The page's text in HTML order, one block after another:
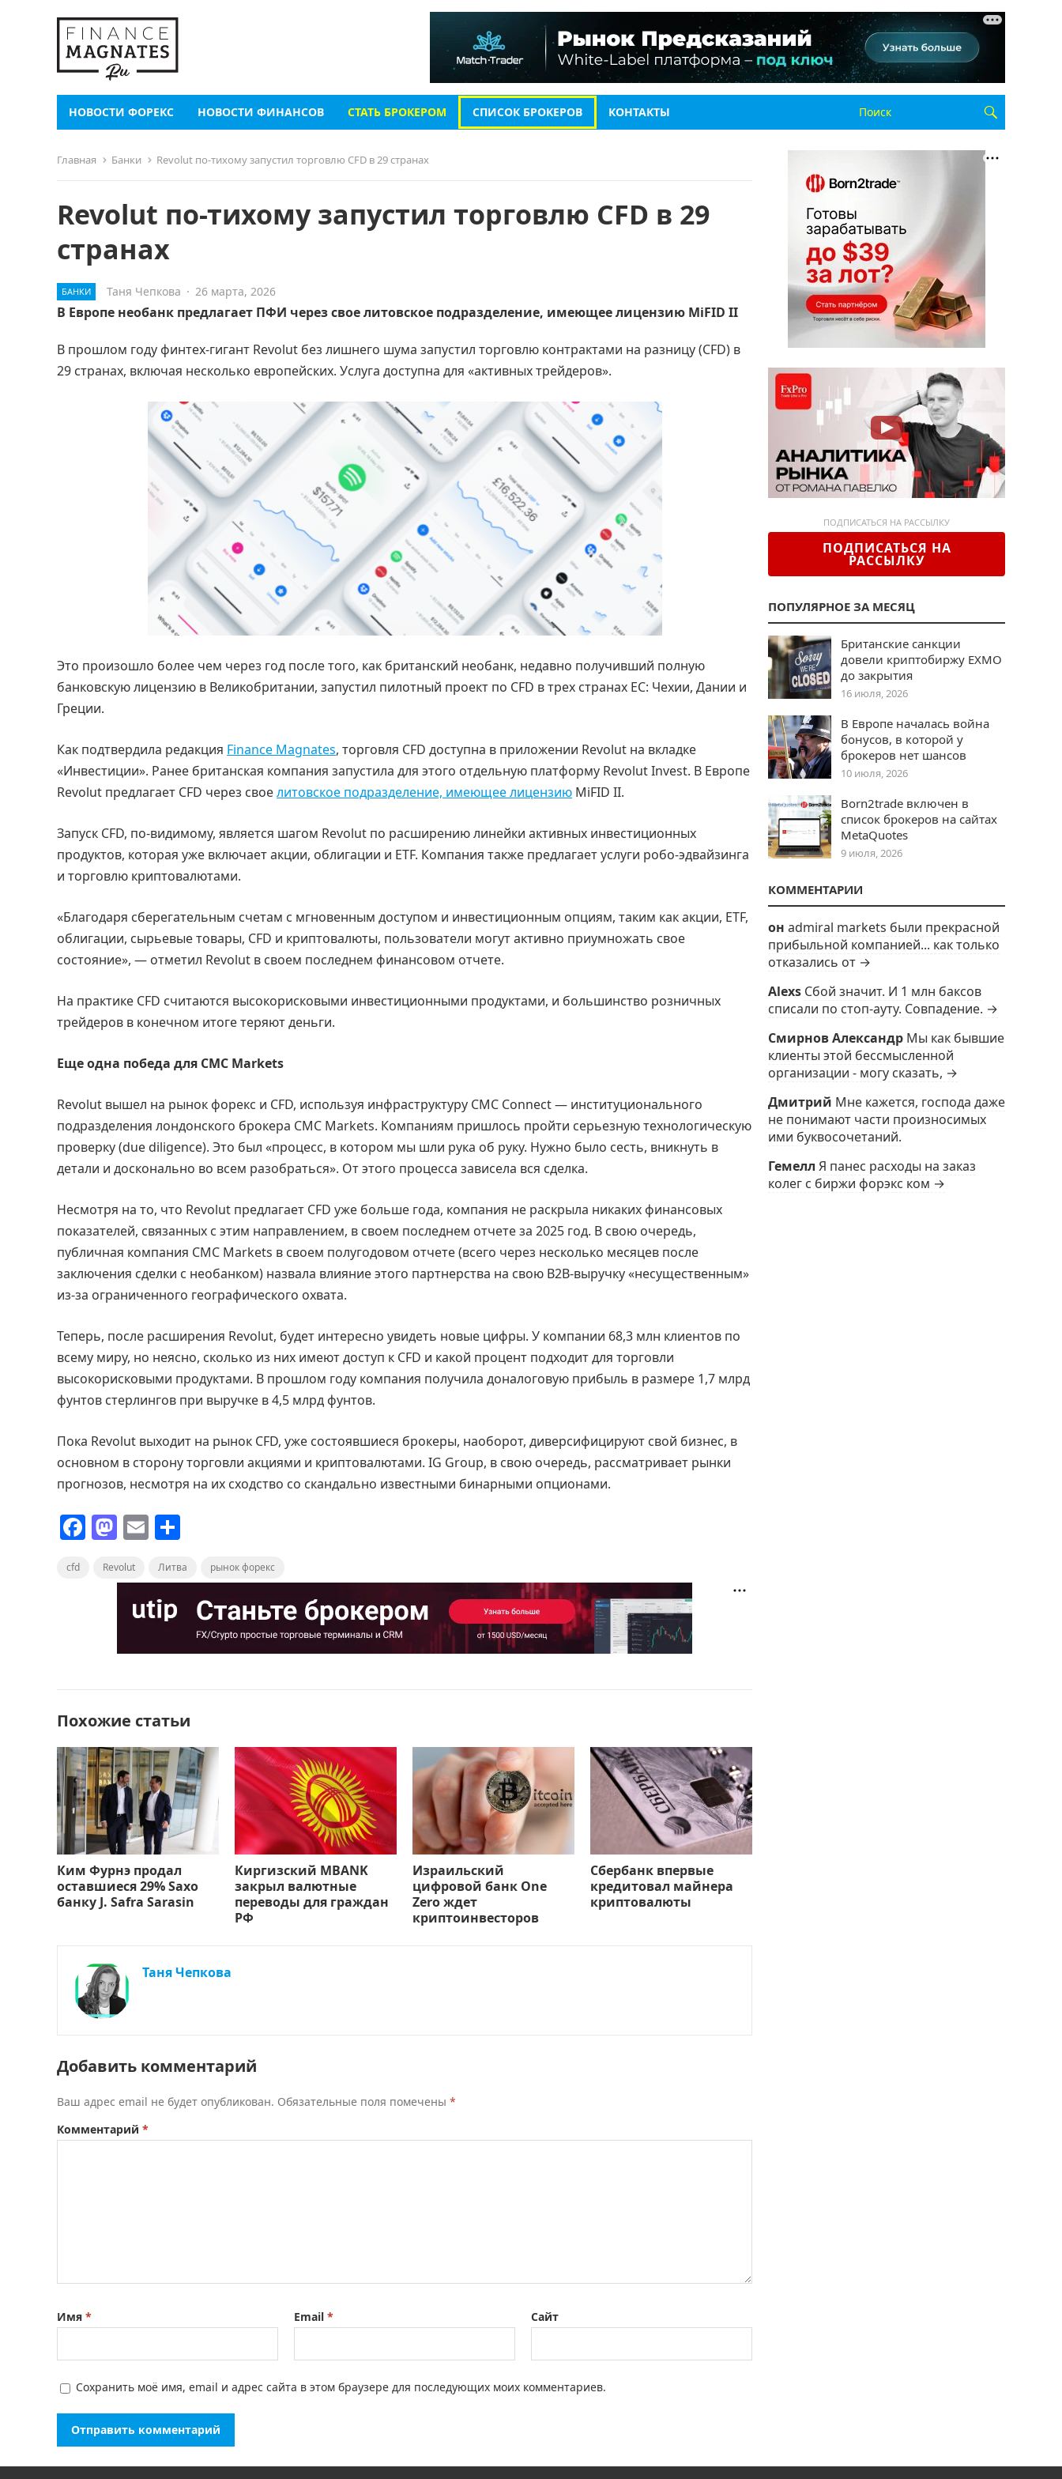
НОВОСТИ ФОРЕКС НОВОСТИ ФИНАНСОВ СТАТЬ БРОКЕРОМ СПИСОК БРОКЕРОВ КОНТАКТЫ
Главная Банки Revolut по-тихому запустил торговлю CFD в 29 странах
Revolut по-тихому запустил торговлю CFD в 29
странах
БАНКИ Таня Чепкова · 26 марта, 2026
В Европе необанк предлагает ПФИ через свое литовское подразделение, имеющее лицензию MiFID II
В прошлом году финтех-гигант Revolut без лишнего шума запустил торговлю контрактами на разницу (CFD) в
29 странах, включая несколько европейских. Услуга доступна для «активных трейдеров».
Это произошло более чем через год после того, как британский необанк, недавно получивший полную
банковскую лицензию в Великобритании, запустил пилотный проект по CFD в трех странах ЕС: Чехии, Дании и
Греции.
Как подтвердила редакция Finance Magnates, торговля CFD доступна в приложении Revolut на вкладке
«Инвестиции». Ранее британская компания запустила для этого отдельную платформу Revolut Invest. В Европе
Revolut предлагает CFD через своелитовское подразделение, имеющее лицензию MiFID II.
Запуск CFD, по-видимому, является шагом Revolut по расширению линейки активных инвестиционных
продуктов, которая уже включает акции, облигации и ETF. Компания также предлагает услуги робо-эдвайзинга
и торговлю криптовалютами.
«Благодаря сберегательным счетам с мгновенным доступом и инвестиционным опциям, таким как акции, ETF,
облигации, сырьевые товары, CFD и криптовалюты, пользователи могут активно приумножать свое
состояние», — отметил Revolut в своем последнем финансовом отчете.
На практике CFD считаются высокорисковыми инвестиционными продуктами, и большинство розничных
трейдеров в конечном итоге теряют деньги.
Еще одна победа для CMC Markets
Revolut вышел на рынок форекс и CFD, используя инфраструктуру CMC Connect — институционального
подразделения лондонского брокера CMC Markets. Компаниям пришлось пройти серьезную технологическую
проверку (due diligence). Это был «процесс, в котором мы шли рука об руку. Нужно было сесть, вникнуть в
детали и досконально во всем разобраться». От этого процесса зависела вся сделка.
Несмотря на то, что Revolut предлагает CFD уже больше года, компания не раскрыла никаких финансовых
показателей, связанных с этим направлением, в своем последнем отчете за 2025 год. В свою очередь,
публичная компания CMC Markets в своем полугодовом отчете (всего через несколько месяцев после
заключения сделки с необанком) назвала влияние этого партнерства на свою B2B-выручку «несущественным»
из-за ограниченного географического охвата.
Теперь, после расширения Revolut, будет интересно увидеть новые цифры. У компании 68,3 млн клиентов по
всему миру, но неясно, сколько из них имеют доступ к CFD и какой процент подходит для торговли
высокорисковыми продуктами. В прошлом году компания получила доналоговую прибыль в размере 1,7 млрд
фунтов стерлингов при выручке в 4,5 млрд фунтов.
Пока Revolut выходит на рынок CFD, уже состоявшиеся брокеры, наоборот, диверсифицируют свой бизнес, в
основном в сторону торговли акциями и криптовалютами. IG Group, в свою очередь, рассматривает рынки
прогнозов, несмотря на их сходство со скандально известными бинарными опционами.
F M
st
o
E
ai
l
п
в
ь
cfd Revolut Литва рынок форекс
Похожие статьи
Ким Фурнэ продал
оставшиеся 29% Saxo
банку J. Safra Sarasin
Киргизский MBANK
закрыл валютные
переводы для граждан
РФ
Израильский
цифровой банк One
Zero ждет
криптоинвесторов
Сбербанк впервые
кредитовал майнера
криптовалюты
Таня Чепкова
Добавить комментарий
Ваш адрес email не будет опубликован. Обязательные поля помечены *
Комментарий *
Имя * Email * Сайт
Сохранить моё имя, email и адрес сайта в этом браузере для последующих моих комментариев.
ПОДПИСАТЬСЯ НА РАССЫЛКУ
ПОДПИСАТЬСЯ НА
РАССЫЛКУ
ПОПУЛЯРНОЕ ЗА МЕСЯЦ
Британские санкции
довели криптобиржу EXMO
до закрытия
16 июля, 2026
В Европе началась война
бонусов, в которой у
брокеров нет шансов
10 июля, 2026
Born2trade включен в
список брокеров на сайтах
MetaQuotes
9 июля, 2026
КОММЕНТАРИИ
он admiral markets были прекрасной
прибыльной компанией... как только
отказались от →
Alexs Сбой значит. И 1 млн баксов
списали по стоп-ауту. Совпадение. →
Смирнов Александр Мы как бывшие
клиенты этой бессмысленной
организации - могу сказать, →
Дмитрий Мне кажется, господа даже
не понимают части произносимых
ими буквосочетаний.
Гемелл Я панес расходы на заказ
колег с биржи форэкс ком →